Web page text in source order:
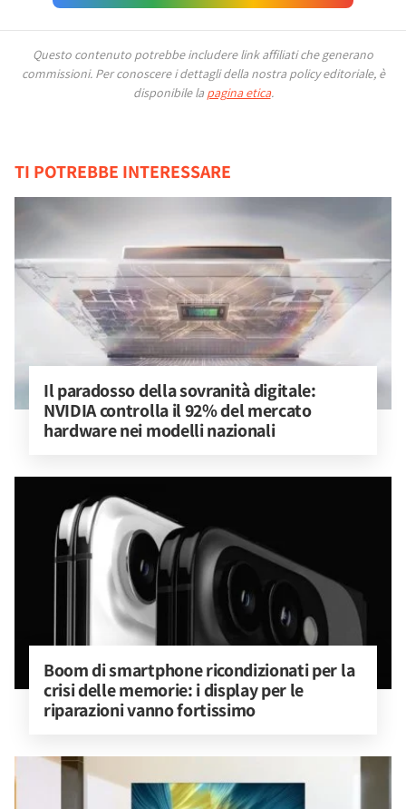
Questo contenuto potrebbe includere link affiliati che generano
commissioni. Per conoscere i dettagli della nostra policy editoriale, è
disponibile la pagina etica.
TI POTREBBE INTERESSARE
Il paradosso della sovranità digitale:
NVIDIA controlla il 92% del mercato
hardware nei modelli nazionali
Boom di smartphone ricondizionati per la
crisi delle memorie: i display per le
riparazioni vanno fortissimo